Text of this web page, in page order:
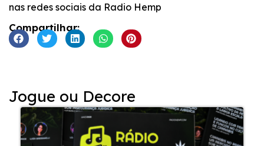
nas redes sociais da Radio Hemp
Compartilhar:
Jogue ou Decore